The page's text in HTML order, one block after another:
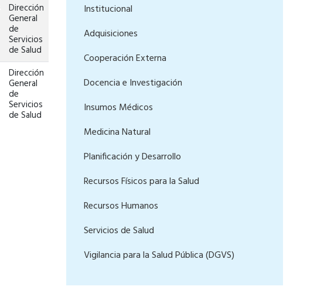
Dirección
General
de
Servicios
de Salud
Dirección
General
de
Servicios
de Salud
Institucional
Adquisiciones
Cooperación Externa
Docencia e Investigación
Insumos Médicos
Medicina Natural
Planificación y Desarrollo
Recursos Físicos para la Salud
Recursos Humanos
Servicios de Salud
Vigilancia para la Salud Pública (DGVS)